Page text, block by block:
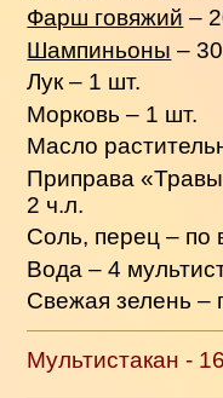
Фарш говяжий –
Шампиньоны –
Лук – 1 шт.
Морковь – 1 шт.
Масло
Приправа «Травы
2 ч.л.
Соль, перец – по
Вода – 4
Свежая зелень –
Мультистакан -